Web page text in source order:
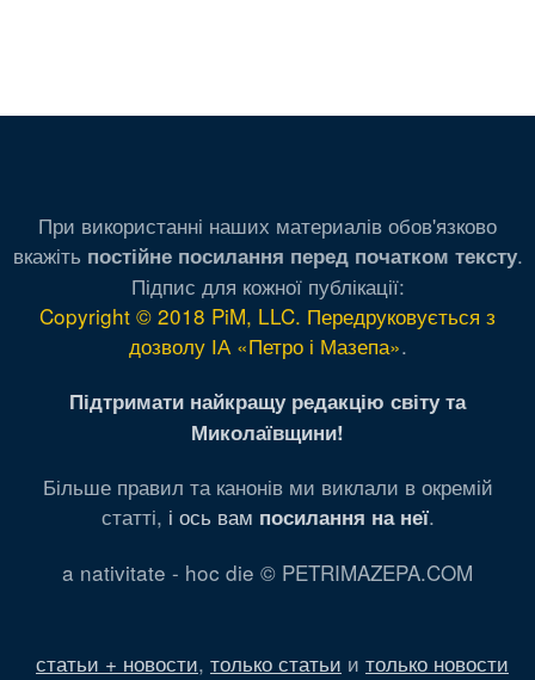
При використанні наших материалів обов'язково
вкажіть постійне посилання перед початком тексту.
Підпис для кожної публікації:
Copyright © 2018 PiM, LLC. Передруковується з
дозволу ІА «Петро і Мазепа».
Підтримати найкращу редакцію світу та
Миколаївщини!
Більше правил та канонів ми виклали в окремій
статті, і ось вам посилання на неї.
a nativitate - hoc die © PETRIMAZEPA.COM
статьи + новости, только статьи и только новости